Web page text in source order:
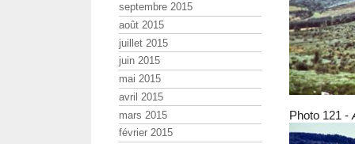
Photo 121 -
septembre 2015
août 2015
juillet 2015
juin 2015
mai 2015
avril 2015
mars 2015
février 2015